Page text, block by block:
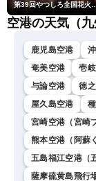
第39回や
空港の天気（九
鹿児島空港
奄美空港
壱
与論空港
徳
屋久島空港
宮崎空港（宮崎
熊本空港（阿蘇
五島福江空港（
薩摩硫黄島飛行